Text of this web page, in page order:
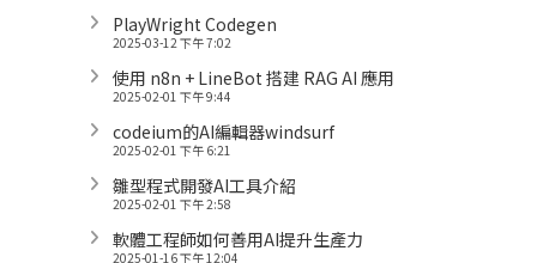
PlayWright Codegen
2025-03-12 下午 7:02
使用 n8n + LineBot 搭建 RAG AI 應用
2025-02-01 下午 9:44
codeium的AI編輯器windsurf
2025-02-01 下午 6:21
雛型程式開發AI工具介紹
2025-02-01 下午 2:58
軟體工程師如何善用AI提升生產力
2025-01-16 下午 12:04